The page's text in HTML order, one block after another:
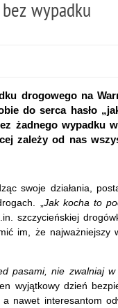
wypadku
drogowego na
do serca hasło
żadnego wypadku
zależy od nas
swoje działania,
„ Jak kocha to
szczycieńskiej
im, że najważniejszy
pasami, nie zwalniaj w
wyjątkowy dzień
nawet interesantom